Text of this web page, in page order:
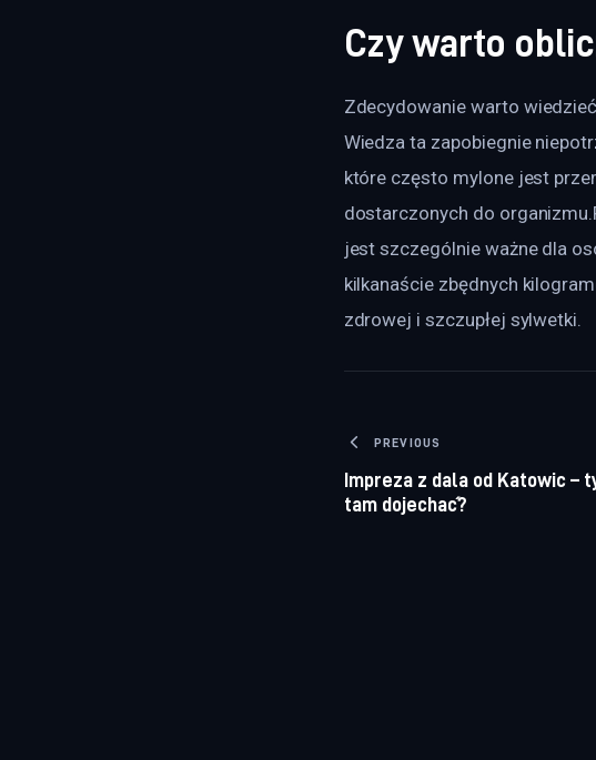
Czy warto
Zdecydowanie warto
Wiedza ta zapobiegnie
które często mylone jest
dostarczonych do
jest szczególnie ważne dla
kilkanaście zbędnych
zdrowej i szczupłej sylwetki.
Nawigacja wpisu
PREVIOUS
Impreza z dala od Katowic –
tam dojechać?